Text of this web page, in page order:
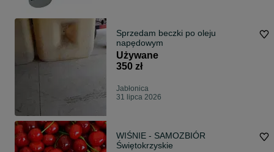
Sprzedam beczki po oleju
napędowym
Używane
350 zł
Jabłonica
31 lipca 2026
WIŚNIE - SAMOZBIÓR
Świętokrzyskie